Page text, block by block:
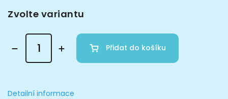
Zvolte variantu
Přidat do košíku
Detailní informace